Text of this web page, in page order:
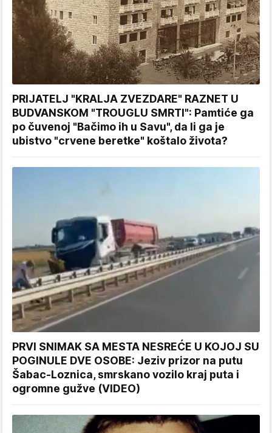
PRIJATELJ "KRALJA ZVEZDARE" RAZNET U
BUDVANSKOM "TROUGLU SMRTI": Pamtiće ga
po čuvenoj "Bačimo ih u Savu", da li ga je
ubistvo "crvene beretke" koštalo života?
PRVI SNIMAK SA MESTA NESREĆE U KOJOJ SU
POGINULE DVE OSOBE: Jeziv prizor na putu
Šabac-Loznica, smrskano vozilo kraj puta i
ogromne gužve (VIDEO)